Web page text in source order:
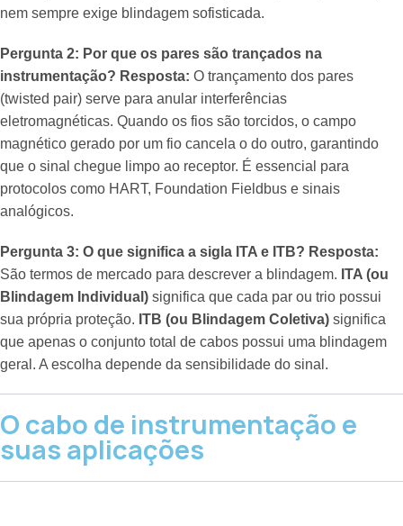
nem sempre exige blindagem sofisticada.
Pergunta 2: Por que os pares são trançados na
instrumentação? Resposta: O trançamento dos pares
(twisted pair) serve para anular interferências
eletromagnéticas. Quando os fios são torcidos, o campo
magnético gerado por um fio cancela o do outro, garantindo
que o sinal chegue limpo ao receptor. É essencial para
protocolos como HART, Foundation Fieldbus e sinais
analógicos.
Pergunta 3: O que significa a sigla ITA e ITB? Resposta:
São termos de mercado para descrever a blindagem. ITA (ou
Blindagem Individual) significa que cada par ou trio possui
sua própria proteção. ITB (ou Blindagem Coletiva) significa
que apenas o conjunto total de cabos possui uma blindagem
geral. A escolha depende da sensibilidade do sinal.
O cabo de instrumentação e
suas aplicações